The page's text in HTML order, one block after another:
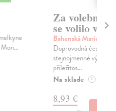
žen! Aneb jak
ke
proběhla v roce 2020 u